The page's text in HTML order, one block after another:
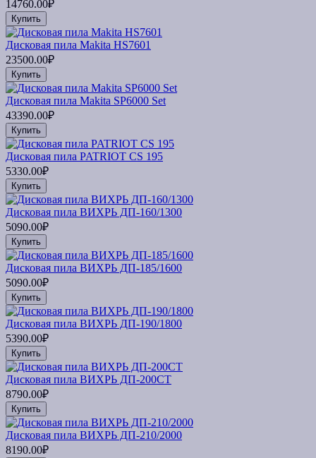
14760.00₽
Купить
Дисковая пила Makita HS7601
23500.00₽
Купить
Дисковая пила Makita SP6000 Set
43390.00₽
Купить
Дисковая пила PATRIOT CS 195
5330.00₽
Купить
Дисковая пила ВИХРЬ ДП-160/1300
5090.00₽
Купить
Дисковая пила ВИХРЬ ДП-185/1600
5090.00₽
Купить
Дисковая пила ВИХРЬ ДП-190/1800
5390.00₽
Купить
Дисковая пила ВИХРЬ ДП-200СТ
8790.00₽
Купить
Дисковая пила ВИХРЬ ДП-210/2000
8190.00₽